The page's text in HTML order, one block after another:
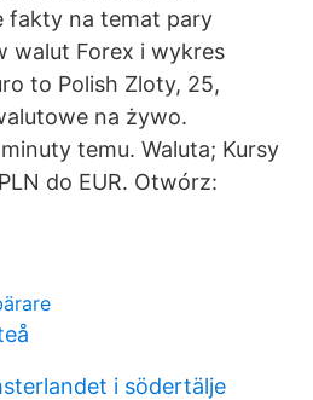
fakty na temat pary
walut Forex i wykres
to Polish Zloty, 25,
na żywo.
temu. Waluta; Kursy
do EUR. Otwórz:
i södertälje